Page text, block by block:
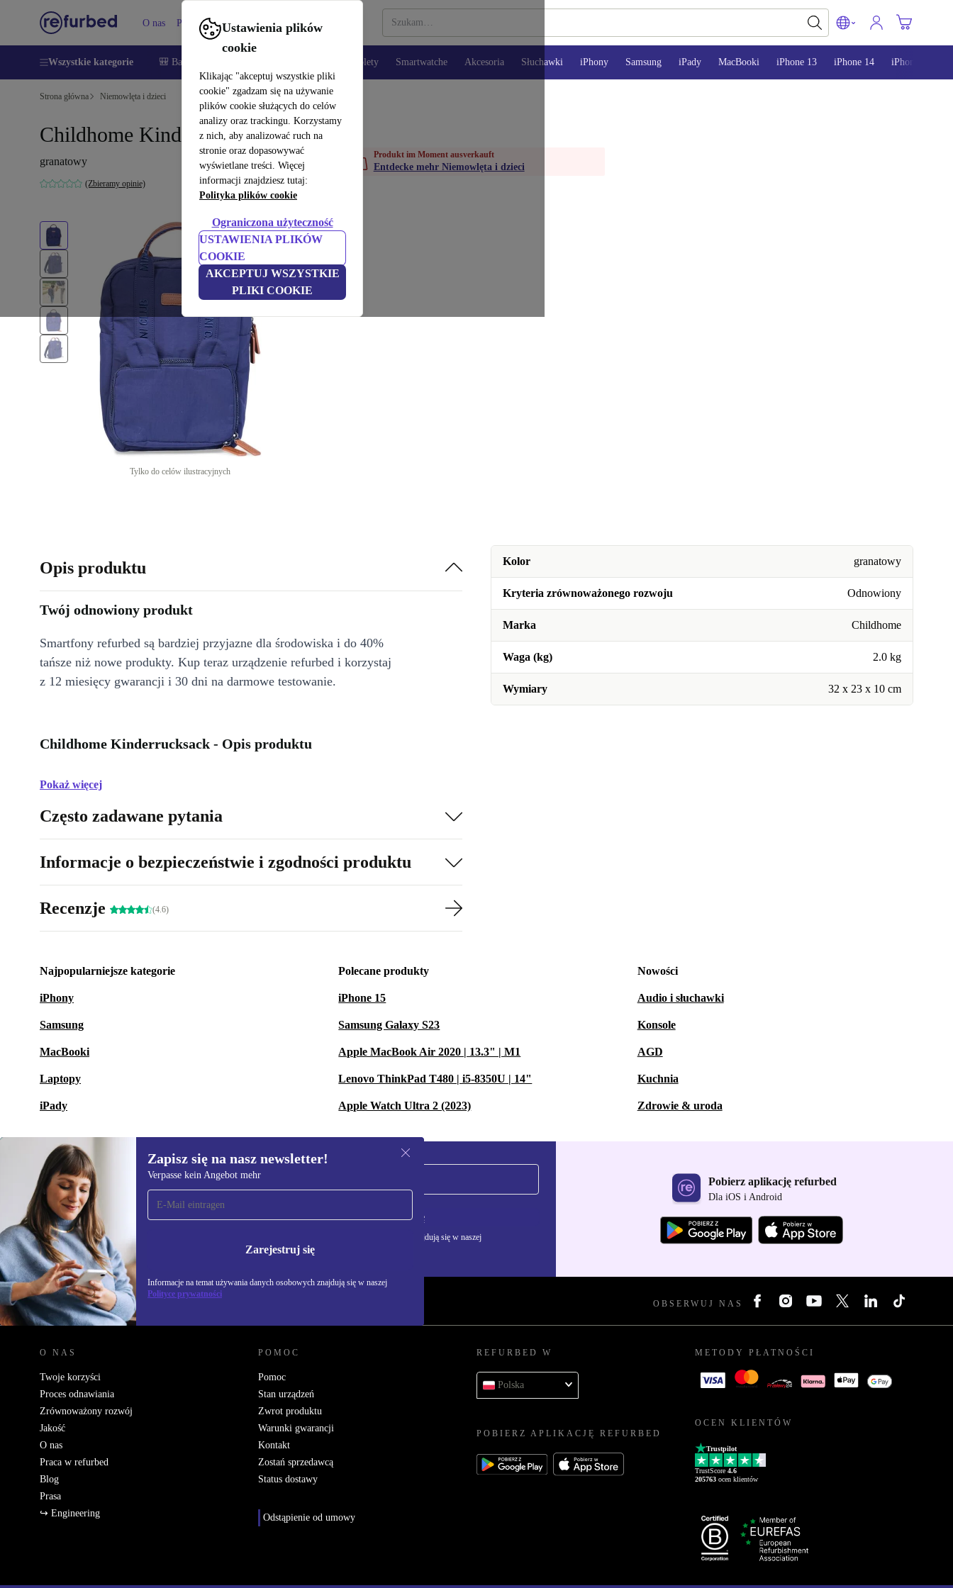
Ustawienia plików
cookie
Klikając "akceptuj wszystkie pliki
cookie" zgadzam się na używanie
plików cookie służących do celów
analizy oraz trackingu. Korzystamy
z nich, aby analizować ruch na
stronie oraz dopasowywać
wyświetlane treści. Więcej
informacji znajdziesz tutaj:
Polityka plików cookie
Ograniczona użyteczność
USTAWIENIA PLIKÓW
COOKIE
AKCEPTUJ WSZYSTKIE
PLIKI COOKIE
O nas Pomoc
Wszystkie kategorie 🎒 Back to school Tablety Smartwatche Akcesoria Słuchawki iPhony Samsung iPady MacBooki iPhone 13 iPhone 14 iPhone 15
Strona główna Niemowlęta i dzieci
Childhome Kinderrucksack
granatowy
(Zbieramy opinie)
Tylko do celów ilustracyjnych
Produkt im Moment ausverkauft
Entdecke mehr Niemowlęta i dzieci
Kolor granatowy
Kryteria zrównoważonego rozwoju Odnowiony
Marka Childhome
Waga (kg) 2.0 kg
Wymiary 32 x 23 x 10 cm
Opis produktu
Twój odnowiony produkt
Smartfony refurbed są bardziej przyjazne dla środowiska i do 40%
tańsze niż nowe produkty. Kup teraz urządzenie refurbed i korzystaj
z 12 miesięcy gwarancji i 30 dni na darmowe testowanie.
Childhome Kinderrucksack - Opis produktu
Pokaż więcej
Często zadawane pytania
Informacje o bezpieczeństwie i zgodności produktu
Recenzje (4.6)
Najpopularniejsze kategorie
iPhony
Samsung
MacBooki
Laptopy
iPady
Polecane produkty
iPhone 15
Samsung Galaxy S23
Apple MacBook Air 2020 | 13.3" | M1
Lenovo ThinkPad T480 | i5-8350U | 14"
Apple Watch Ultra 2 (2023)
Nowości
Audio i słuchawki
Konsole
AGD
Kuchnia
Zdrowie & uroda
Zapisz się na nasz newsletter!
Verpasse kein Angebot mehr
Zarejestruj się
Informacje na temat używania danych osobowych znajdują się w naszej
Polityce prywatności
Zapisz się na nasz
newsletter!
Nie przegap żadnej oferty.
Zarejestruj się
Informacje na temat używania danych osobowych znajdują się w naszej
Polityce prywatności
Pobierz aplikację refurbed
Dla iOS i Android
REFURBED POLSKA - RETHINK NEW. OBSERWUJ NAS
O NAS
Twoje korzyści
Proces odnawiania
Zrównoważony rozwój
Jakość
O nas
Praca w refurbed
Blog
Prasa
↪ Engineering
POMOC
Pomoc
Stan urządzeń
Zwrot produktu
Warunki gwarancji
Kontakt
Zostań sprzedawcą
Status dostawy
Odstąpienie od umowy
REFURBED W
Polska
POBIERZ APLIKACJĘ REFURBED
METODY PŁATNOŚCI
OCEN KLIENTÓW
Trustpilot
TrustScore 4.6
205763 ocen klientów